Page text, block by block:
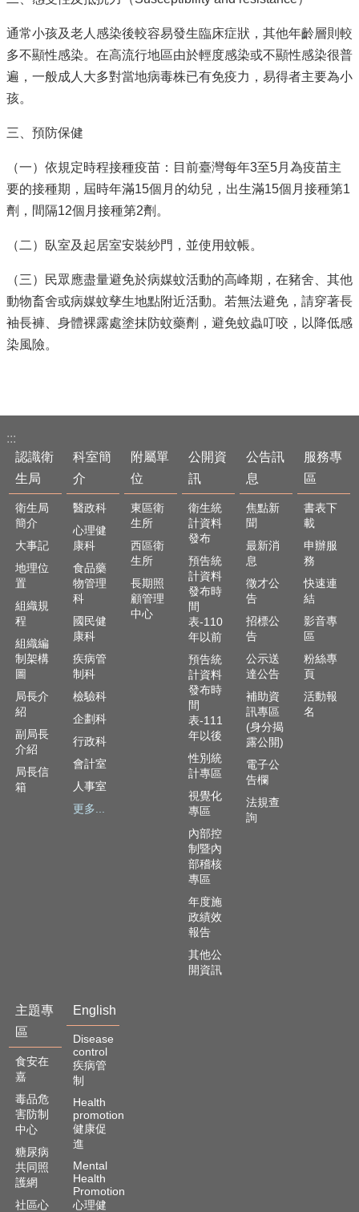
通常小孩及老人感染後較容易發生臨床症狀，其他年齡層則較
多不顯性感染。在高流行地區由於輕度感染或不顯性感染很普
遍，一般成人大多對當地病毒株已有免疫力，易得者主要為小
孩。
三、預防保健
（一）依規定時程接種疫苗：目前臺灣每年3至5月為疫苗主
要的接種期，屆時年滿15個月的幼兒，出生滿15個月接種第1
劑，間隔12個月接種第2劑。
（二）臥室及起居室安裝紗門，並使用蚊帳。
（三）民眾應盡量避免於病媒蚊活動的高峰期，在豬舍、其他
動物畜舍或病媒蚊孳生地點附近活動。若無法避免，請穿著長
袖長褲、身體裸露處塗抹防蚊藥劑，避免蚊蟲叮咬，以降低感
染風險。
:::
認識衛
生局
衛生局
簡介
大事記
地理位
置
組織規
程
組織編
制架構
圖
局長介
紹
副局長
介紹
局長信
箱
科室簡
介
醫政科
心理健
康科
食品藥
物管理
科
國民健
康科
疾病管
制科
檢驗科
企劃科
行政科
會計室
人事室
更多...
附屬單
位
東區衛
生所
西區衛
生所
長期照
顧管理
中心
公開資
訊
衛生統
計資料
發布
預告統
計資料
發布時
間
表-110
年以前
預告統
計資料
發布時
間
表-111
年以後
性別統
計專區
視覺化
專區
內部控
制暨內
部稽核
專區
年度施
政績效
報告
其他公
開資訊
公告訊
息
焦點新
聞
最新消
息
徵才公
告
招標公
告
公示送
達公告
補助資
訊專區
(身分揭
露公開)
電子公
告欄
法規查
詢
服務專
區
書表下
載
申辦服
務
快速連
結
影音專
區
粉絲專
頁
活動報
名
主題專
區
食安在
嘉
毒品危
害防制
中心
糖尿病
共同照
護網
社區心
English
Disease
control
疾病管
制
Health
promotion
健康促
進
Mental
Health
Promotion
心理健